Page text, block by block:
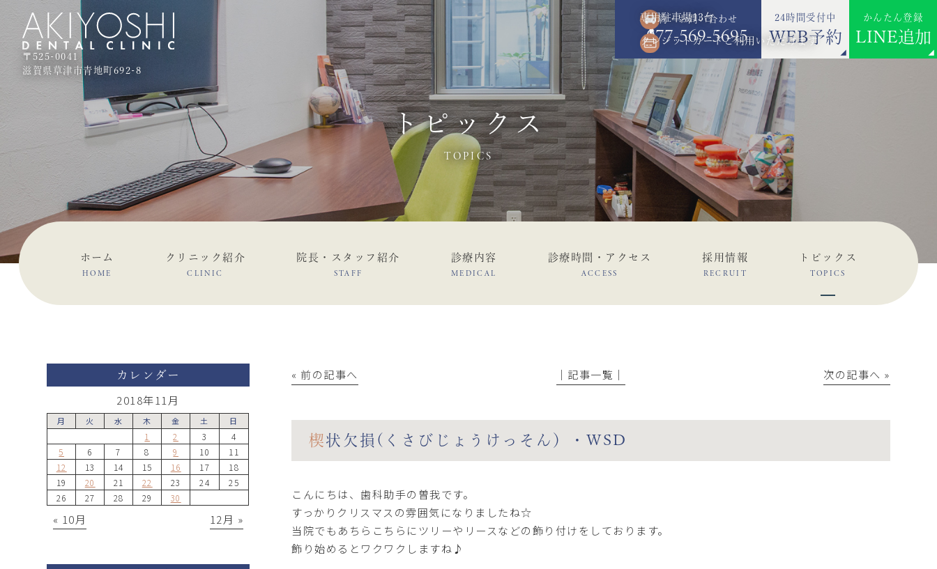
〒525-0041
滋賀県草津市青地町692-8
ご予約・お問い合わせ
077-569-5695
24時間受付中
WEB予約
かんたん登録
LINE追加
専用駐車場13台
クレジットカードご利用いただけます
トピックス
TOPICS
ホーム
HOME
クリニック紹介
CLINIC
院長・スタッフ紹介
STAFF
診療内容
MEDICAL
診療時間・アクセス
ACCESS
採用情報
RECRUIT
トピックス
TOPICS
« 前の記事へ │記事一覧│ 次の記事へ »
楔状欠損(くさびじょうけっそん）・WSD
こんにちは、歯科助手の曽我です。
すっかりクリスマスの雰囲気になりましたね☆
当院でもあちらこちらにツリーやリースなどの飾り付けをしております。
飾り始めるとワクワクしますね♪
カレンダー
2018年11月
月 火 水 木 金 土 日
1 2 3
4
5
6 7 8 9 10
11
12
13 14 15 16 17
18
19
20 21 22 23 24
25
26
27 28 29 30
« 10月 12月 »